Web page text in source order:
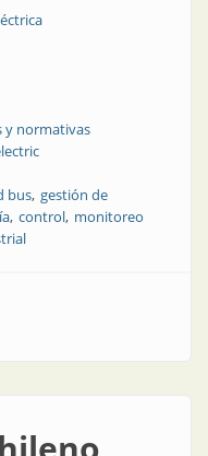
y normativas
bus gestión de
control monitoreo
con cable común